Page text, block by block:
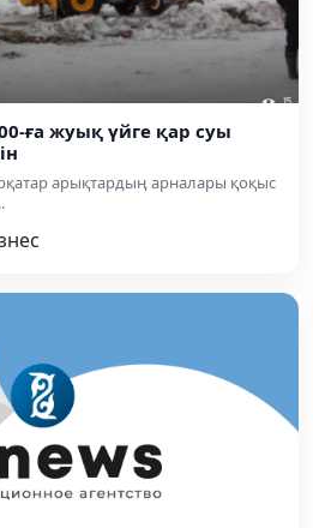
ға жуық үйге қар суы
арықтардың арналары қоқыс